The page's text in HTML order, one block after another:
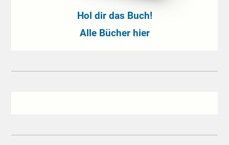
Hol dir das Buch!
Alle Bücher hier